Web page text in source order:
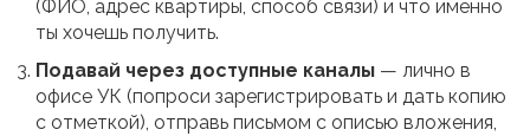
(ФИО, адрес квартиры, способ связи) и что именно
ты хочешь получить.
Подавай через доступные каналы — лично в
офисе УК (попроси зарегистрировать и дать копию
с отметкой), отправь письмом с описью вложения,